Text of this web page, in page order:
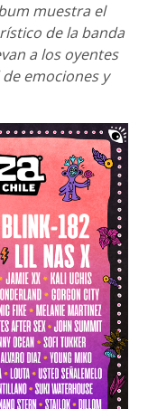
muestra el
de la banda
a los oyentes
emociones y